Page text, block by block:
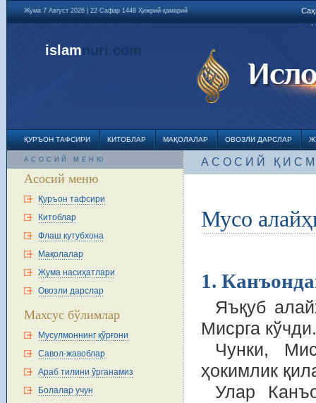
Жума 7 Август 2026 | 22 Сафар 1448 Ҳижрий-қамарий
islamnuri.com
ҚУРЪОН ТАФСИРИ КИТОБЛАР МАҚОЛАЛАР ОВОЗЛИ ДАРСЛАР
АСОСИЙ МЕНЮ
Асосий меню
Қуръон тафсири
Китоблар
Флаш кутубхона
Мақолалар
Жума насиҳатлари
Овозли дарслар
Махсус бўлимлар
Мусулмоннинг қўрғони
Савол-жавоблар
Араб тилини ўрганамиз
Болалар учун
АСОСИЙ
Мусо
1.
Яъқуб
Мисрга кўчди.
Чунки,
ҳокимлик
Улар